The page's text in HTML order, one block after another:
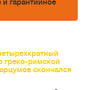
и гарантийное
греко-римской
скончался